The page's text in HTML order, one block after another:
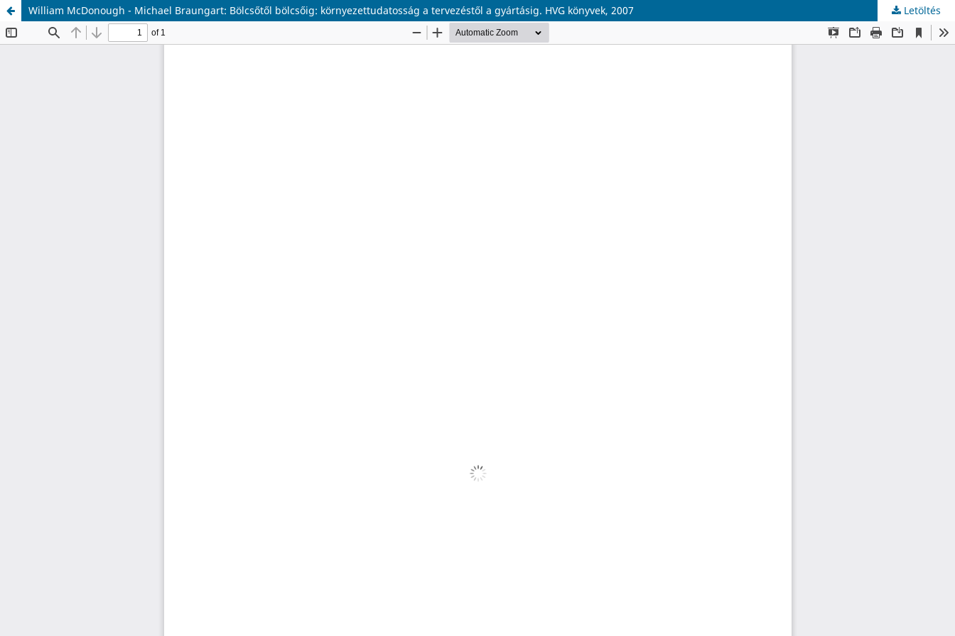
William McDonough - Michael Braungart: Bölcsőtől bölcsőig: környezettudatosság a tervezéstől a gyártásig. HVG könyvek, 2007 Letöltés